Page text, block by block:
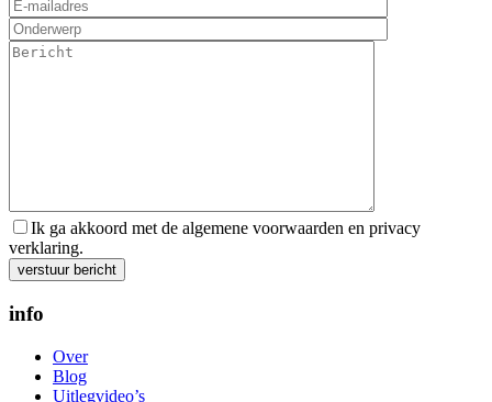
Ik ga akkoord met de algemene voorwaarden en privacy
verklaring.
Gelieve dit veld leeg te laten.
info
Over
Blog
Uitlegvideo’s